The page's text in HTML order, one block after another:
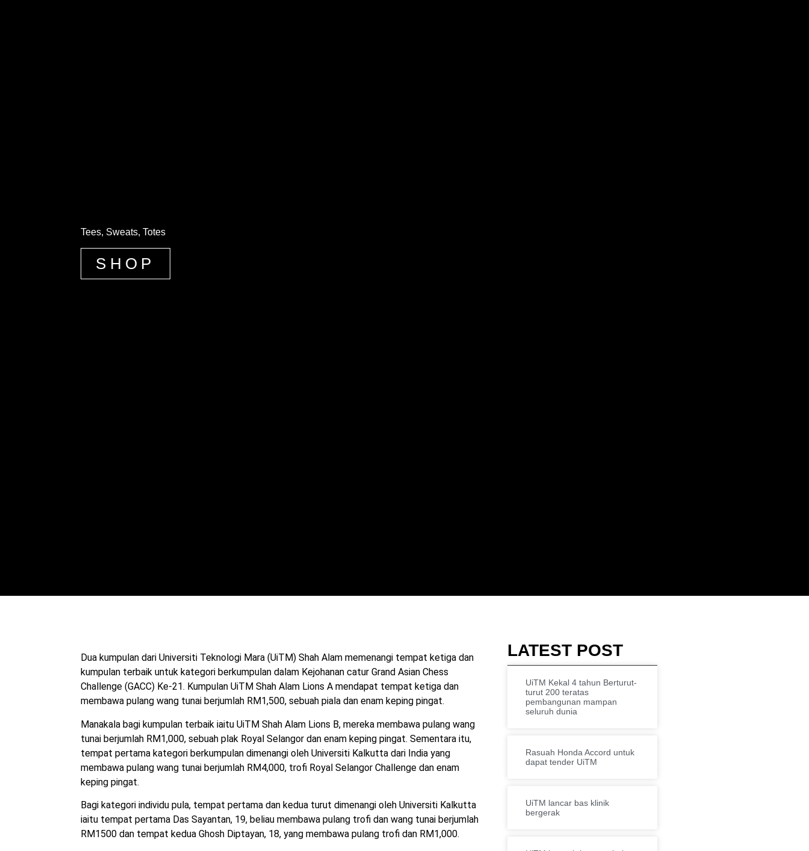
Tees, Sweats, Totes
SHOP
Dua kumpulan dari Universiti Teknologi Mara (UiTM) Shah Alam memenangi tempat ketiga dan
kumpulan terbaik untuk kategori berkumpulan dalam Kejohanan catur Grand Asian Chess
Challenge (GACC) Ke-21. Kumpulan UiTM Shah Alam Lions A mendapat tempat ketiga dan
membawa pulang wang tunai berjumlah RM1,500, sebuah piala dan enam keping pingat.
Manakala bagi kumpulan terbaik iaitu UiTM Shah Alam Lions B, mereka membawa pulang wang
tunai berjumlah RM1,000, sebuah plak Royal Selangor dan enam keping pingat. Sementara itu,
tempat pertama kategori berkumpulan dimenangi oleh Universiti Kalkutta dari India yang
membawa pulang wang tunai berjumlah RM4,000, trofi Royal Selangor Challenge dan enam
keping pingat.
Bagi kategori individu pula, tempat pertama dan kedua turut dimenangi oleh Universiti Kalkutta
iaitu tempat pertama Das Sayantan, 19, beliau membawa pulang trofi dan wang tunai berjumlah
RM1500 dan tempat kedua Ghosh Diptayan, 18, yang membawa pulang trofi dan RM1,000.
LATEST POST
UiTM Kekal 4 tahun Berturut-
turut 200 teratas
pembangunan mampan
seluruh dunia
Rasuah Honda Accord untuk
dapat tender UiTM
UiTM lancar bas klinik
bergerak